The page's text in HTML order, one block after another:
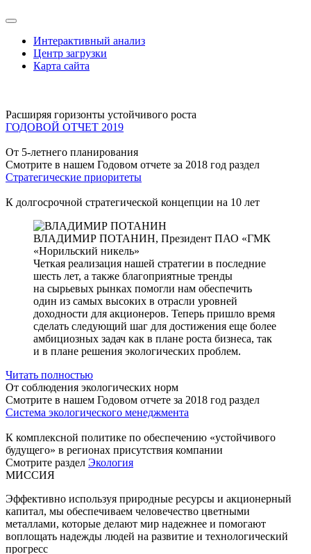
Интерактивный анализ
Центр загрузки
Карта сайта
Расширяя горизонты устойчивого роста
ГОДОВОЙ ОТЧЕТ 2019
От 5-летнего планирования
Смотрите в нашем Годовом отчете за 2018 год раздел
Стратегические приоритеты
К долгосрочной стратегической концепции на 10 лет
ВЛАДИМИР ПОТАНИН, Президент ПАО «ГМК
«Норильский никель»
Четкая реализация нашей стратегии в последние
шесть лет, а также благоприятные тренды
на сырьевых рынках помогли нам обеспечить
один из самых высоких в отрасли уровней
доходности для акционеров. Теперь пришло время
сделать следующий шаг для достижения еще более
амбициозных задач как в плане роста бизнеса, так
и в плане решения экологических проблем.
Читать полностью
От соблюдения экологических норм
Смотрите в нашем Годовом отчете за 2018 год раздел
Система экологического менеджмента
К комплексной политике по обеспечению «устойчивого
будущего» в регионах присутствия компании
Смотрите раздел Экология
МИССИЯ
Эффективно используя природные ресурсы и акционерный
капитал, мы обеспечиваем человечество цветными
металлами, которые делают мир надежнее и помогают
воплощать надежды людей на развитие и технологический
прогресс